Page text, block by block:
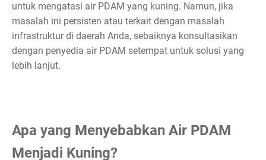
untuk mengatasi air PDAM yang kuning. Namun, jika
masalah ini persisten atau terkait dengan masalah
infrastruktur di daerah Anda, sebaiknya konsultasikan
dengan penyedia air PDAM setempat untuk solusi yang
lebih lanjut.
Apa yang Menyebabkan Air PDAM
Menjadi Kuning?